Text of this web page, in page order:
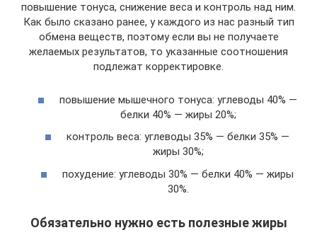
повышение тонуса, снижение веса и контроль над ним.
Как было сказано ранее, у каждого из нас разный тип
обмена веществ, поэтому если вы не получаете
желаемых результатов, то указанные соотношения
подлежат корректировке.
повышение мышечного тонуса: углеводы 40% —
белки 40% — жиры 20%;
контроль веса: углеводы 35% — белки 35% —
жиры 30%;
похудение: углеводы 30% — белки 40% — жиры
30%.
Обязательно нужно есть полезные жиры